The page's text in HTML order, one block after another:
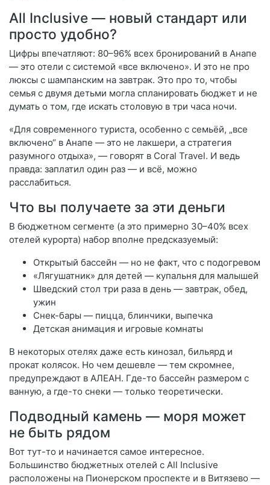
All Inclusive — новый стандарт или
просто удобно?
Цифры впечатляют: 80–96% всех бронирований в Анапе
— это отели с системой «все включено». И это не про
люксы с шампанским на завтрак. Это про то, чтобы
семья с двумя детьми могла спланировать бюджет и не
думать о том, где искать столовую в три часа ночи.
«Для современного туриста, особенно с семьёй, „все
включено“ в Анапе — это не лакшери, а стратегия
разумного отдыха», — говорят в Coral Travel. И ведь
правда: заплатил один раз — и всё, можно
расслабиться.
Что вы получаете за эти деньги
В бюджетном сегменте (а это примерно 30–40% всех
отелей курорта) набор вполне предсказуемый:
Открытый бассейн — но не факт, что с подогревом
«Лягушатник» для детей — купальня для малышей
Шведский стол три раза в день — завтрак, обед,
ужин
Снек-бары — пицца, блинчики, выпечка
Детская анимация и игровые комнаты
В некоторых отелях даже есть кинозал, бильярд и
прокат колясок. Но чем дешевле — тем скромнее,
предупреждают в АЛЕАН. Где-то бассейн размером с
ванную, а где-то снеки — только теоретически.
Подводный камень — моря может
не быть рядом
Вот тут-то и начинается самое интересное.
Большинство бюджетных отелей с All Inclusive
расположены на Пионерском проспекте и в Витязево —